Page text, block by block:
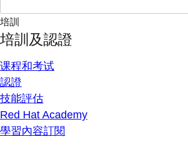
培訓
培訓及認證
课程和考试
認證
技能評估
Red Hat Academy
學習內容訂閱